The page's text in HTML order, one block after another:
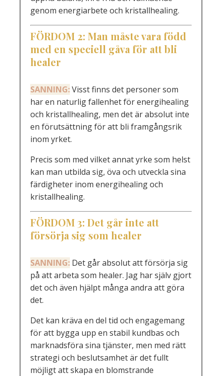
genom energiarbete och kristallhealing.
FÖRDOM 2: Man måste vara född
med en speciell gåva för att bli
healer
SANNING:Visst finns det personer som
har en naturlig fallenhet för energihealing
och kristallhealing, men det är absolut inte
en förutsättning för att bli framgångsrik
inom yrket.
Precis som med vilket annat yrke som helst
kan man utbilda sig, öva och utveckla sina
färdigheter inom energihealing och
kristallhealing.
FÖRDOM3: Det går inte att
försörja sig som healer
SANNING: Det går absolut att försörja sig
på att arbeta som healer. Jag har själv gjort
det och även hjälpt många andra att göra
det.
Det kan kräva en del tid och engagemang
för att bygga upp en stabil kundbas och
marknadsföra sina tjänster, men med rätt
strategi och beslutsamhet är det fullt
möjligt att skapa en blomstrande